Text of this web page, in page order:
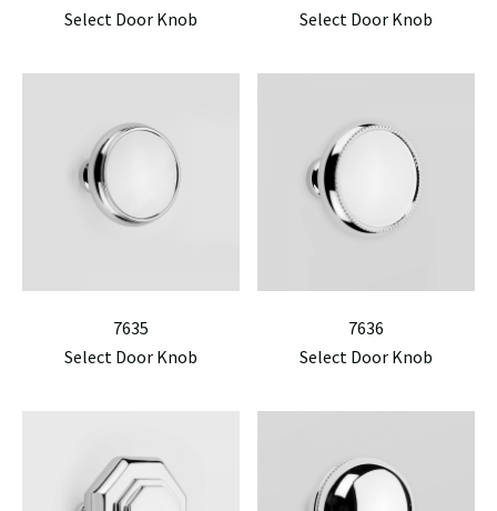
Select Door Knob
Select Door Knob
7635
Select Door Knob
7636
Select Door Knob